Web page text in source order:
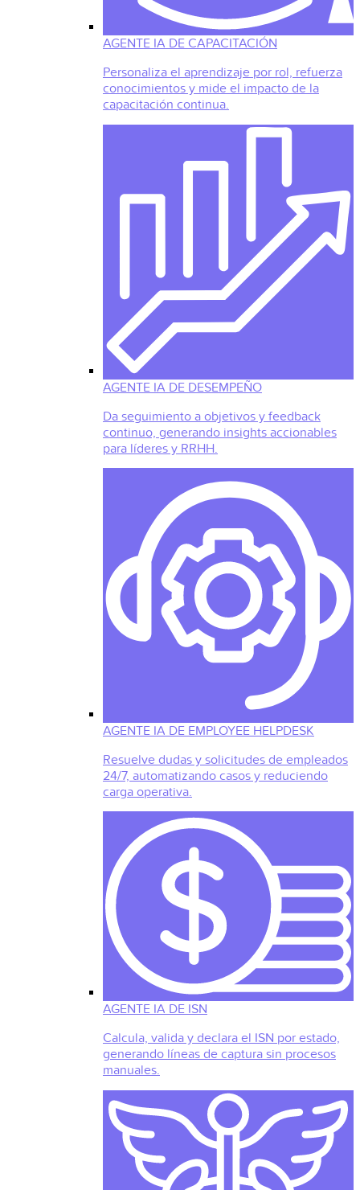
AGENTE IA DE CAPACITACIÓN
Personaliza el aprendizaje por rol, refuerza
conocimientos y mide el impacto de la
capacitación continua.
AGENTE IA DE DESEMPEÑO
Da seguimiento a objetivos y feedback
continuo, generando insights accionables
para líderes y RRHH.
AGENTE IA DE EMPLOYEE HELPDESK
Resuelve dudas y solicitudes de empleados
24/7, automatizando casos y reduciendo
carga operativa.
AGENTE IA DE ISN
Calcula, valida y declara el ISN por estado,
generando líneas de captura sin procesos
manuales.